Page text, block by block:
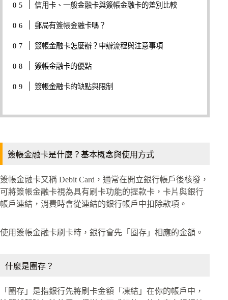
信用卡、一般金融卡與簽帳金融卡的差別比較
郵局有簽帳金融卡嗎？
簽帳金融卡怎麼辦？申辦流程與注意事項
簽帳金融卡的優點
簽帳金融卡的缺點與限制
簽帳金融卡是什麼？基本概念與使用方式
簽帳金融卡又稱 Debit Card，通常在開立銀行帳戶後核發，
可將簽帳金融卡視為具有刷卡功能的提款卡，卡片與銀行
帳戶連結，消費時會從連結的銀行帳戶中扣除款項。
使用簽帳金融卡刷卡時，銀行會先「圈存」相應的金額。
什麼是圈存？
「圈存」是指銀行先將刷卡金額「凍結」在你的帳戶中，